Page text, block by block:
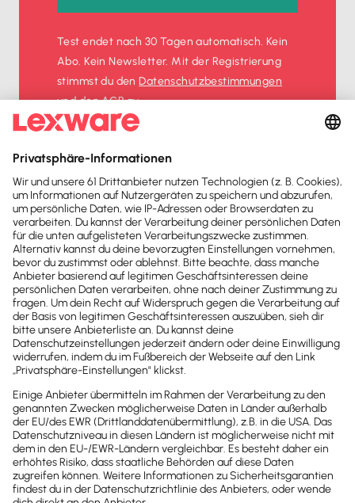
Test endet nach 30 Tagen automatisch. Kein
Abo. Kein Newsletter. Mit der Registrierung
stimmst du denDatenschutz­bestimmungen
und denAGBzu.
Newsletter
Brandheiße
News direkt in
dein Postfach
wichtige News zu
Gesetzesänderungen,
hilfreiche Praxis-Tipps und
kostenlose Tools für
Unternehmen erhalten?